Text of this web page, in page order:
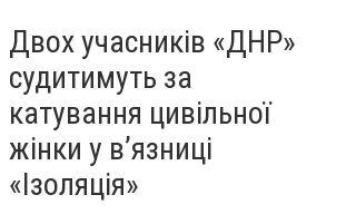
Двох учасників «ДНР»
судитимуть за
катування цивільної
жінки у в’язниці
«Ізоляція»